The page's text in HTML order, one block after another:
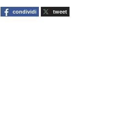
condividi tweet